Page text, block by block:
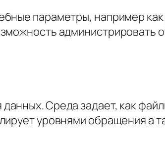
параметры, например как
администрировать
Среда задает, как
уровнями обращения а